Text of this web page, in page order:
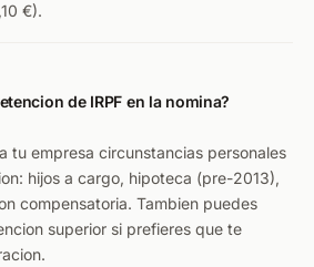
€).
de IRPF en la nomina?
tu empresa circunstancias personales
hijos a cargo, hipoteca (pre-2013),
compensatoria. Tambien puedes
superior si prefieres que te